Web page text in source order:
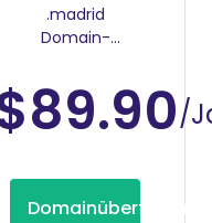
.madrid
Domain-
/
Domainübertragung